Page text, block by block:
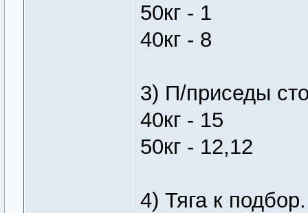
50кг - 1
40кг - 8
3) П/приседы
40кг - 15
50кг - 12,12
4) Тяга к подбор.